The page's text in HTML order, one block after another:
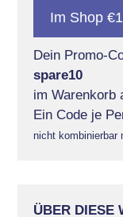
Im Shop
Dein Promo-
spare10
im Warenkorb
Ein Code je
nicht kombinierbar
ÜBER DIESE